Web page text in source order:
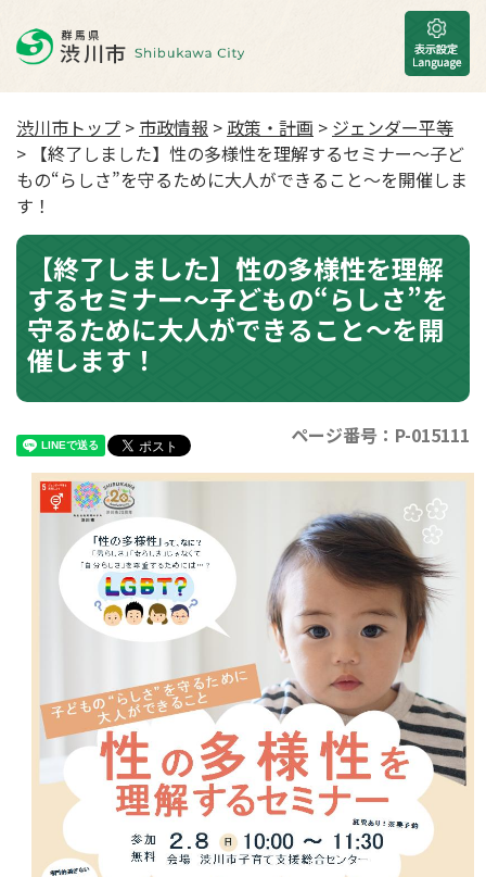
渋川市トップ > 市政情報 > 政策・計画 > ジェンダー平等
> 【終了しました】性の多様性を理解するセミナー～子ど
もの“らしさ”を守るために大人ができること～を開催しま
す！
【終了しました】性の多様性を理解
するセミナー～子どもの“らしさ”を
守るために大人ができること～を開
催します！
ページ番号：P-015111